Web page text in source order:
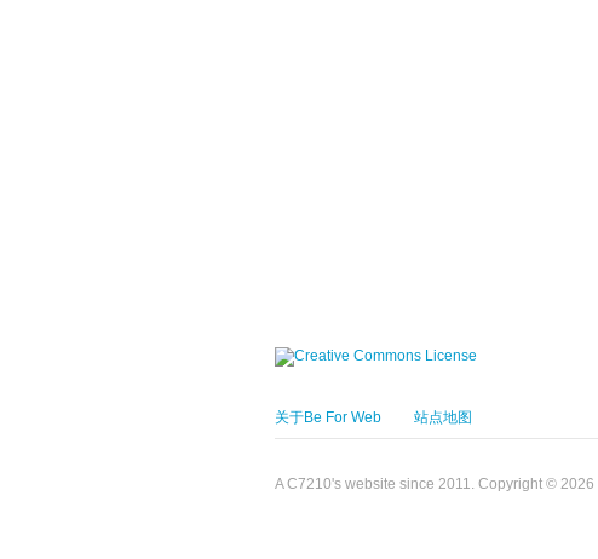
关于Be For Web 站点地图
A C7210's website since 2011. Copyright © 2026